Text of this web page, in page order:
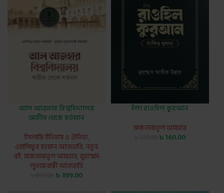
আল আজহার বিশ্ববিদ্যালয়
অতীত থেকে বর্তমান
ইসলামি ইতিহাস ও ঐতিহ্য,
ওয়াসিফুর রহমান আজহারি,নতুন
বই,মাকতাবাতুল আযহার,মুহাম্মাদ
লুতফেরাব্বী আজহারি
৳399.00
ইলা রাওহিল কুরআন
মাকতাবাতুল আযহার
৳160.00